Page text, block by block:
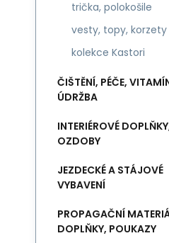
trička, polokošile
vesty, topy, korzety
kolekce Kastori
ČIŠTĚNÍ, PÉČE,
ÚDRŽBA
INTERIÉROVÉ
OZDOBY
JEZDECKÉ A STÁJOVÉ
VYBAVENÍ
PROPAGAČNÍ
DOPLŇKY, POUKAZY